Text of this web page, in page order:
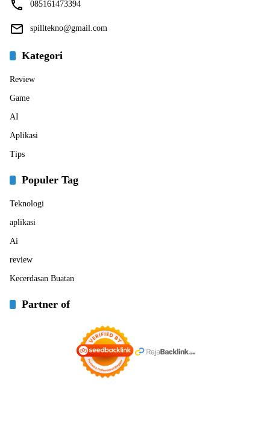
085161473394
spilltekno@gmail.com
Kategori
Review
Game
AI
Aplikasi
Tips
Populer Tag
Teknologi
aplikasi
Ai
review
Kecerdasan Buatan
Partner of